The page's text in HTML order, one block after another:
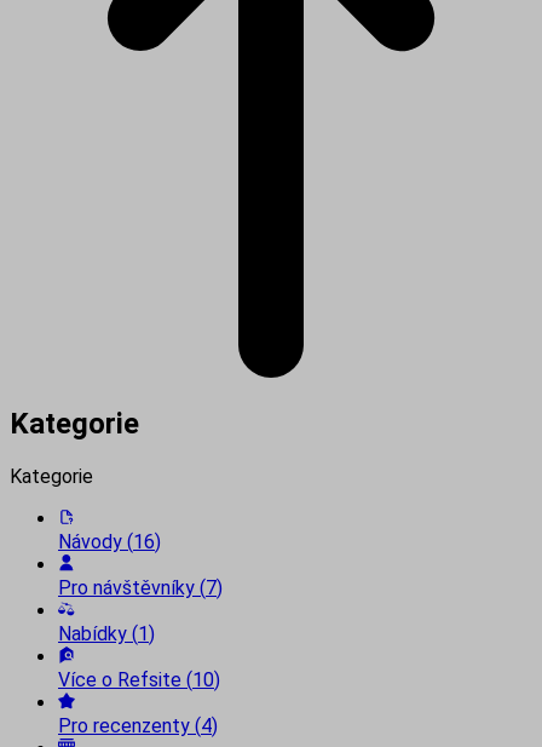
Kategorie
Kategorie
Návody (16)
Pro návštěvníky (7)
Nabídky (1)
Více o Refsite (10)
Pro recenzenty (4)